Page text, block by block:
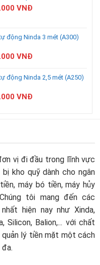
VNĐ
động Ninda 3 mét (A300)
VNĐ
động Ninda 2,5 mét (A250)
VNĐ
vị đi đầu trong lĩnh vực
kho quỹ dành cho ngân
máy bó tiền, máy hủy
tôi mang đến các
hiện nay như Xinda,
Silicon, Balion,... với chất
lý tiền mặt một cách